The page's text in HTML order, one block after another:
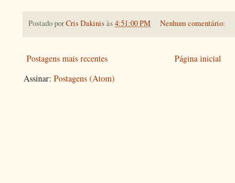
Postado porCris Dakinisàs4:51:00 PM Nenhum comentário:
Postagens mais recentes
Página inicial
Assinar: Postagens (Atom)